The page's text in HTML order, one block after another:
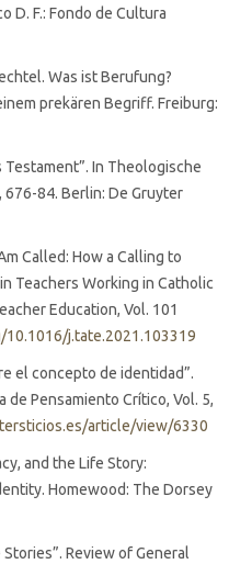
D. F.: Fondo de Cultura
Was ist Berufung?
prekären Begriff. Freiburg:
In Theologische
676-84. Berlin: De Gruyter
Called: How a Calling to
Teachers Working in Catholic
Education, Vol. 101
j.tate.2021.103319
el concepto de identidad”.
de Pensamiento Crítico, Vol. 5,
article/view/6330
and the Life Story:
Homewood: The Dorsey
Stories”. Review of General